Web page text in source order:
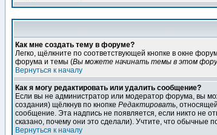
Как мне создать тему в форуме?
Легко, щёлкните по соответствующей кнопке в окне
форума и темы (Вы можете начинать темы в этом
Вернуться к началу
Как я могу редактировать или удалить сообщение?
Если вы не администратор или модератор форума, вы
создания) щёлкнув по кнопке Редактировать,
сообщение. Эта надпись не появляется, если никто не
сказано, почему они это сделали). Учтите, что обычные
Вернуться к началу